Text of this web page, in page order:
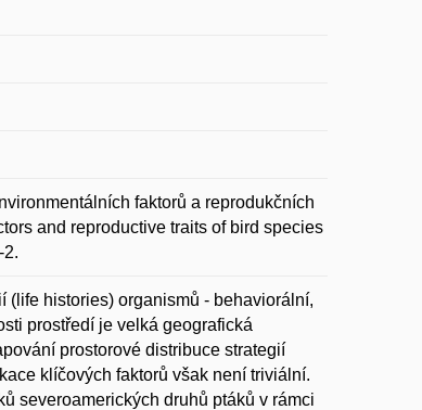
faktorů a reprodukčních
and reproductive traits of bird species
2.
(life histories) organismů - behaviorální,
prostředí je velká geografická
prostorové distribuce strategií
klíčových faktorů však není triviální.
severoamerických druhů ptáků v rámci